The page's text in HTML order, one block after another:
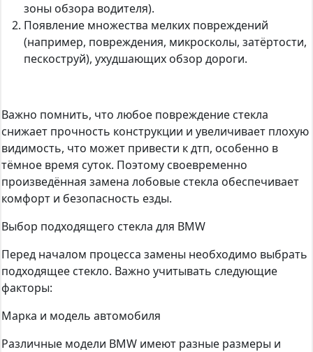
зоны обзора водителя).
Появление множества мелких повреждений
(например, повреждения, микросколы, затёртости,
пескоструй), ухудшающих обзор дороги.
Важно помнить, что любое повреждение стекла
снижает прочность конструкции и увеличивает плохую
видимость, что может привести к дтп, особенно в
тёмное время суток. Поэтому своевременно
произведённая замена лобовые стекла обеспечивает
комфорт и безопасность езды.
Выбор подходящего стекла для BMW
Перед началом процесса замены необходимо выбрать
подходящее стекло. Важно учитывать следующие
факторы:
Марка и модель автомобиля
Различные модели BMW имеют разные размеры и